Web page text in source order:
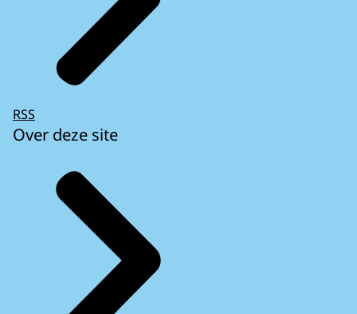
RSS
Over deze site